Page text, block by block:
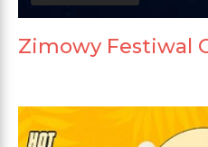
Zimowy Festiwal